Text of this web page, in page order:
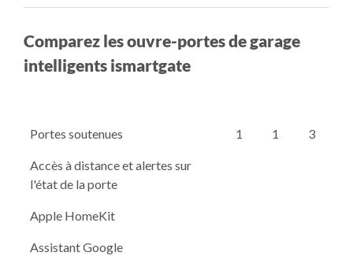
Comparez les ouvre-portes de garage
intelligents ismartgate
Portes soutenues 1 1 3
Accès à distance et alertes sur
l'état de la porte
Apple HomeKit
Assistant Google